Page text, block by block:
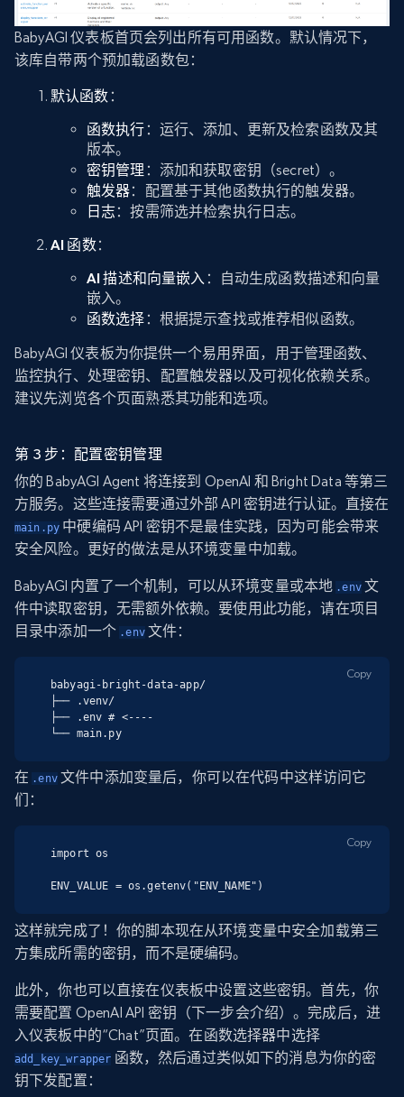
BabyAGI 仪表板首页会列出所有可用函数。默认情况下，
该库自带两个预加载函数包：
默认函数 ：
函数执行 ：运行、添加、更新及检索函数及其
版本。
密钥管理 ：添加和获取密钥（secret）。
触发器：配置基于其他函数执行的触发器。
日志：按需筛选并检索执行日志。
AI 函数：
AI 描述和向量嵌入 ：自动生成函数描述和向量
嵌入。
函数选择 ：根据提示查找或推荐相似函数。
BabyAGI 仪表板为你提供一个易用界面，用于管理函数、
监控执行、处理密钥、配置触发器以及可视化依赖关系。
建议先浏览各个页面熟悉其功能和选项。
第 3 步：配置密钥管理
你的 BabyAGI Agent 将连接到 OpenAI 和 Bright Data 等第三
方服务。这些连接需要通过外部 API 密钥进行认证。直接在
main.py 中硬编码 API 密钥不是最佳实践，因为可能会带来
安全风险。更好的做法是从环境变量中加载。
BabyAGI 内置了一个机制，可以从环境变量或本地 .env文
件中读取密钥，无需额外依赖。要使用此功能，请在项目
目录中添加一个 .env文件：
babyagi-bright-data-app/
├── .venv/
├── .env # <----
└── main.py
Copy
在 .env文件中添加变量后，你可以在代码中这样访问它
们：
import os
ENV_VALUE = os.getenv("ENV_NAME")
Copy
这样就完成了！你的脚本现在从环境变量中安全加载第三
方集成所需的密钥，而不是硬编码。
此外，你也可以直接在仪表板中设置这些密钥。首先，你
需要配置 OpenAI API 密钥（下一步会介绍）。完成后，进
入仪表板中的“Chat”页面。在函数选择器中选择
add_key_wrapper 函数，然后通过类似如下的消息为你的密
钥下发配置：